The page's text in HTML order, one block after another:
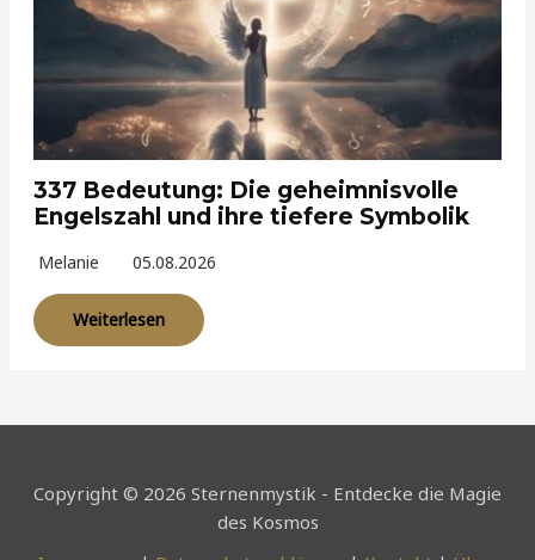
337 Bedeutung: Die geheimnisvolle
Engelszahl und ihre tiefere Symbolik
Melanie 05.08.2026
Weiterlesen
Copyright © 2026 Sternenmystik - Entdecke die Magie
des Kosmos